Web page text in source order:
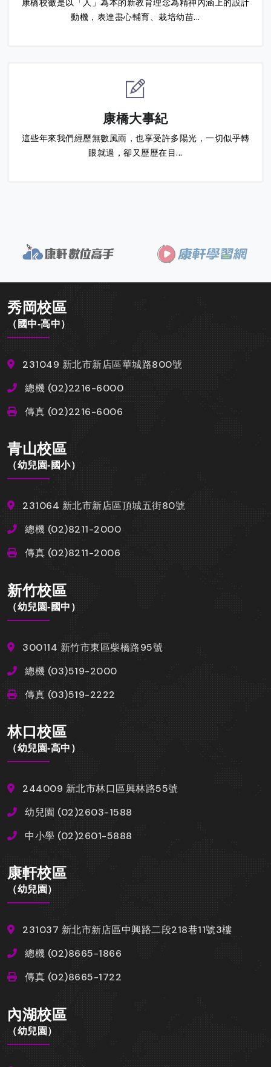
康橋校徽是以「人」為本的新教育理念為精神內涵上的設計
動機，表達盡心輔育、栽培幼苗...
康橋大事紀
這些年來我們經歷無數風雨，也享受許多陽光，一切似乎轉
眼就過，卻又歷歷在目...
秀岡校區
（國中-高中）
231049 新北市新店區華城路800號
總機 (02)2216-6000
傳真 (02)2216-6006
青山校區
（幼兒園-國小）
231064 新北市新店區頂城五街80號
總機 (02)8211-2000
傳真 (02)8211-2006
新竹校區
（幼兒園-國中）
300114 新竹市東區柴橋路95號
總機 (03)519-2000
傳真 (03)519-2222
林口校區
（幼兒園-高中）
244009 新北市林口區興林路55號
幼兒園 (02)2603-1588
中小學 (02)2601-5888
康軒校區
（幼兒園）
231037 新北市新店區中興路二段218巷11號3樓
總機 (02)8665-1866
傳真 (02)8665-1722
內湖校區
（幼兒園）